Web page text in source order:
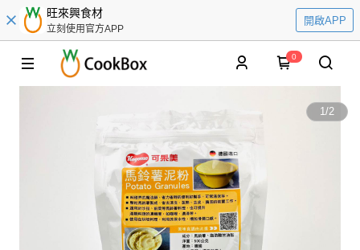
旺來興食材
立刻使用官方APP
開啟APP
0
1/2